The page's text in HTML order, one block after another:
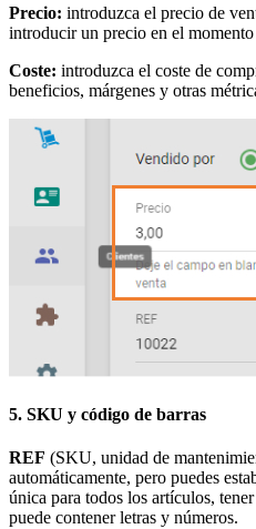
Precio: introduzca el precio de
introducir un precio en el momento
Coste: introduzca el coste de
beneficios, márgenes y otras
5. SKU y código de barras
REF (SKU, unidad de
automáticamente, pero puedes
única para todos los artículos,
puede contener letras y números.